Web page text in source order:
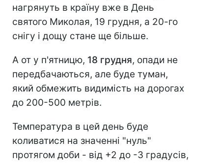
нагрянуть в країну вже в День
святого Миколая, 19 грудня, а 20-го
снігу і дощу стане ще більше.
А от у п'ятницю, 18 грудня, опади не
передбачаються, але буде туман,
який обмежить видимість на дорогах
до 200-500 метрів.
Температура в цей день буде
коливатися на значенні "нуль"
протягом доби - від +2 до -3 градусів,